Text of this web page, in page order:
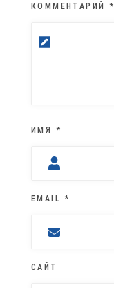
КОММЕНТАРИЙ *
ИМЯ *
EMAIL*
САЙТ